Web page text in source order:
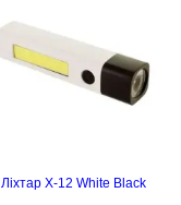
Ліхтар X-12 White Black